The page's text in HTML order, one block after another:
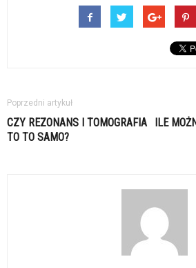
Poprzedni artykuł
CZY REZONANS I TOMOGRAFIA
TO TO SAMO?
ILE